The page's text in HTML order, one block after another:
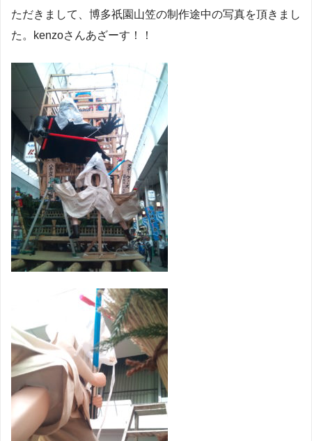
ただきまして、博多祇園山笠の制作途中の写真を頂きまし
た。kenzoさんあざーす！！